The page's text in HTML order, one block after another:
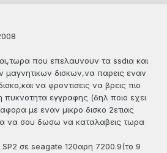
που επελαυνουν τα ssdια και
μαγνητικων δισκων,να παρεις εναν
να φροντισεις να βρεις πιο
πυκνοτητα εγγραφης (δηλ ποιο εχει
με εναν μικρο δισκο 2ετιας
να σου δωσω να καταλαβεις τωρα
SP2 σε seagate 120αρη 7200.9(το 9